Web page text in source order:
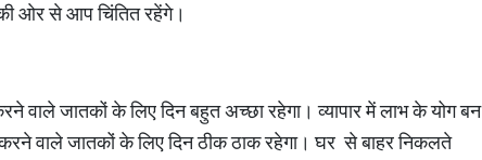
ओर से आप चिंतित रहेंगे।
वाले जातकों के लिए दिन बहुत अच्छा रहेगा। व्यापार में लाभ के योग बन
करने वाले जातकों के लिए दिन ठीक ठाक रहेगा। घर से बाहर निकलते